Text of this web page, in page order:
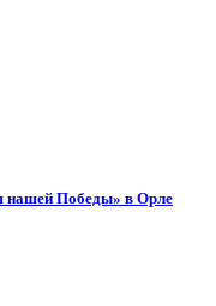
нашей Победы» в Орле